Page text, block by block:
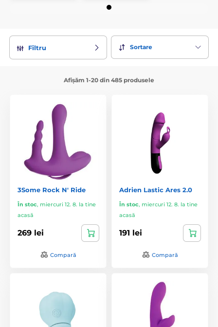
Filtru Sortare
Afișăm 1-20 din 485 produsele
3Some Rock N' Ride
În stoc, miercuri 12. 8. la tine
acasă
269 lei
Compară
Adrien Lastic Ares 2.0
În stoc, miercuri 12. 8. la tine
acasă
191 lei
Compară